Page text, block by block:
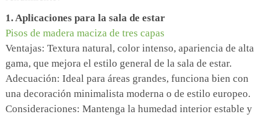
1. Aplicaciones para la sala de estar
Pisos de madera maciza de tres capas
Ventajas: Textura natural, color intenso, apariencia de alta
gama, que mejora el estilo general de la sala de estar.
Adecuación: Ideal para áreas grandes, funciona bien con
una decoración minimalista moderna o de estilo europeo.
Consideraciones: Mantenga la humedad interior estable y